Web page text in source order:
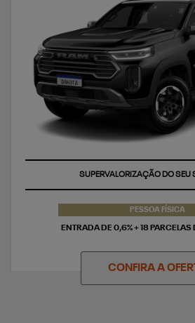
TAXA ZERO
PESSOA FÍSICA
ENTRADA DE 0,6% + 18
CONFIRA A